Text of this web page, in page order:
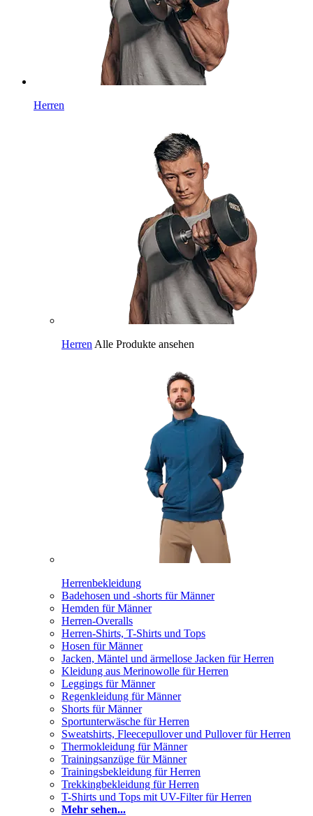
Herren
Herren Alle Produkte ansehen
Herrenbekleidung
Badehosen und -shorts für Männer
Hemden für Männer
Herren-Overalls
Herren-Shirts, T-Shirts und Tops
Hosen für Männer
Jacken, Mäntel und ärmellose Jacken für Herren
Kleidung aus Merinowolle für Herren
Leggings für Männer
Regenkleidung für Männer
Shorts für Männer
Sportunterwäsche für Herren
Sweatshirts, Fleecepullover und Pullover für Herren
Thermokleidung für Männer
Trainingsanzüge für Männer
Trainingsbekleidung für Herren
Trekkingbekleidung für Herren
T-Shirts und Tops mit UV-Filter für Herren
Mehr sehen...